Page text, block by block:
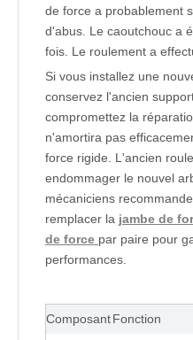
de force a probablement
d'abus. Le caoutchouc a
fois. Le roulement a
Si vous installez une
conservez l'ancien
compromettez la
n'amortira pas
force rigide. L'ancien
endommager le nouvel
mécaniciens
remplacer la jambe de
de force par paire pour
performances.
ComposantFonction